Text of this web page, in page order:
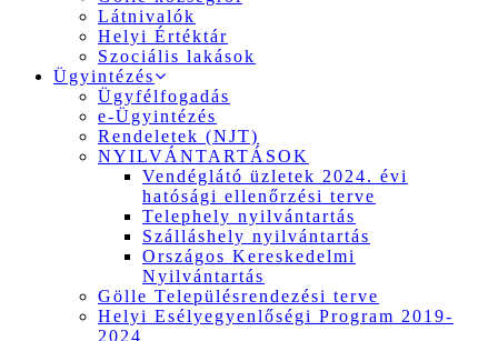
Látnivalók
Helyi Értéktár
Szociális lakások
Ügyintézés
Ügyfélfogadás
e-Ügyintézés
Rendeletek (NJT)
NYILVÁNTARTÁSOK
Vendéglátó üzletek 2024. évi
hatósági ellenőrzési terve
Telephely nyilvántartás
Szálláshely nyilvántartás
Országos Kereskedelmi
Nyilvántartás
Gölle Településrendezési terve
Helyi Esélyegyenlőségi Program 2019-
2024